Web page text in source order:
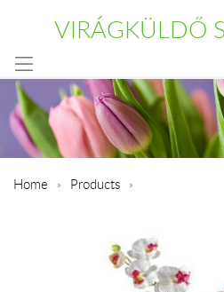
VIRÁGKÜLDŐ
Home Products